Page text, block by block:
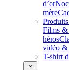
d’or
mère
Films &
héros
vidéo &
T-shirt